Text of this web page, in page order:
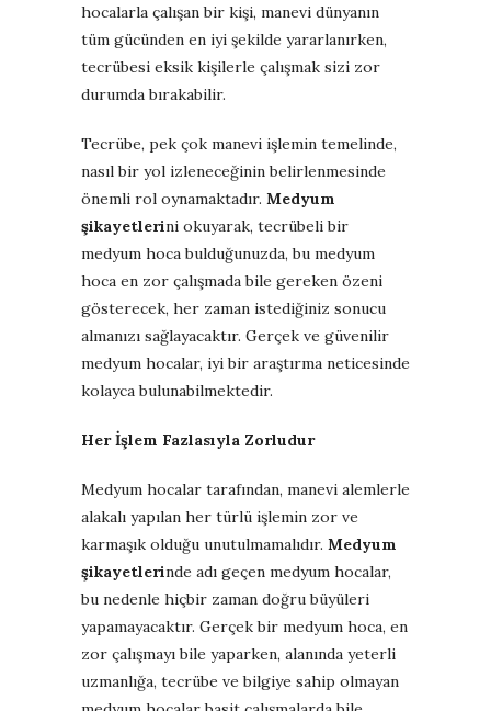
hocalarla çalışan bir kişi, manevi dünyanın
tüm gücünden en iyi şekilde yararlanırken,
tecrübesi eksik kişilerle çalışmak sizi zor
durumda bırakabilir.
Tecrübe, pek çok manevi işlemin temelinde,
nasıl bir yol izleneceğinin belirlenmesinde
önemli rol oynamaktadır. Medyum
şikayetlerini okuyarak, tecrübeli bir
medyum hoca bulduğunuzda, bu medyum
hoca en zor çalışmada bile gereken özeni
gösterecek, her zaman istediğiniz sonucu
almanızı sağlayacaktır. Gerçek ve güvenilir
medyum hocalar, iyi bir araştırma neticesinde
kolayca bulunabilmektedir.
Her İşlem Fazlasıyla Zorludur
Medyum hocalar tarafından, manevi alemlerle
alakalı yapılan her türlü işlemin zor ve
karmaşık olduğu unutulmamalıdır. Medyum
şikayetlerinde adı geçen medyum hocalar,
bu nedenle hiçbir zaman doğru büyüleri
yapamayacaktır. Gerçek bir medyum hoca, en
zor çalışmayı bile yaparken, alanında yeterli
uzmanlığa, tecrübe ve bilgiye sahip olmayan